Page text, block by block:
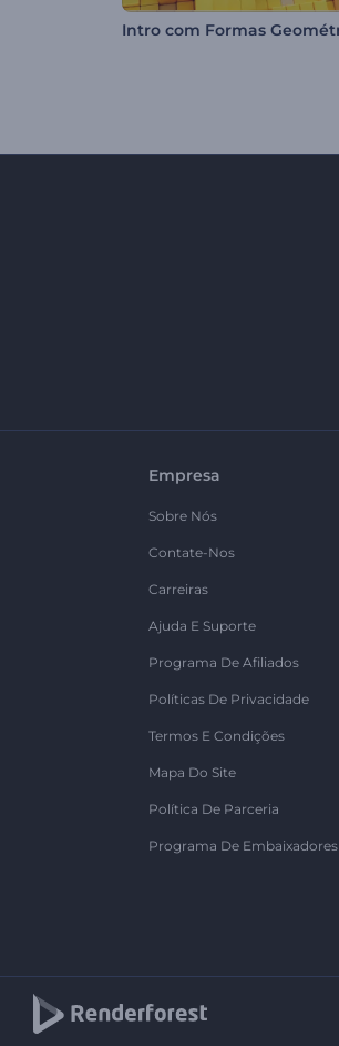
Empresa
Sobre Nós
Contate-Nos
Carreiras
Ajuda E Suporte
Programa De Afiliados
Políticas De Privacidade
Termos E Condições
Mapa Do Site
Política De Parceria
Programa De Embaixadores